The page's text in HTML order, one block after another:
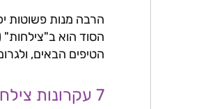
הרבה מנות פשוטות
הסוד הוא
הטיפים הבאים,
7 עקרונות צילחות פשוטים שיקפיצו את המראה של כל מנה שיוצאת מהמטבח שלכם